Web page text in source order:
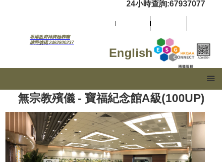
香港政府持牌殮葬商
牌照號碼:2462800237
24小時查詢:67937077
English
無宗教殯儀 - 寶福紀念館A級(100UP)